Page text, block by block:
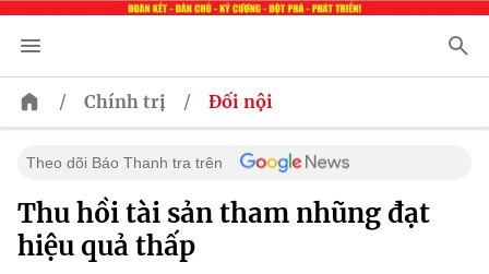
/ Chính trị / Đối nội
Theo dõi Báo Thanh tra trên
Thu hồi tài sản tham nhũng đạt
hiệu quả thấp